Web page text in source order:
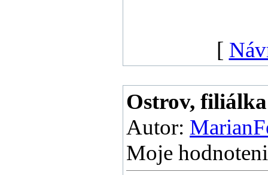
[
Ostrov, filiálka
Autor:
Moje